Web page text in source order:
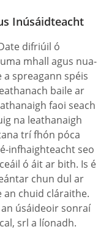
Inúsáidteacht
difriúil ó
mhall agus nua-
spreagann spéis
baile ar
faoi seach
na leathanaigh
trí fhón póca
infhaighteacht seo
ó áit ar bith. Is é
chun dul ar
an chuid cláraithe.
úsáideoir sonraí
srl a líonadh.